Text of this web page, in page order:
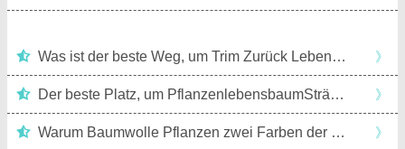
Was ist der beste Weg, um Trim Zurück Lebensbaum 》
Der beste Platz, um PflanzenlebensbaumSträucher 》
Warum Baumwolle Pflanzen zwei Farben der Blüten 》